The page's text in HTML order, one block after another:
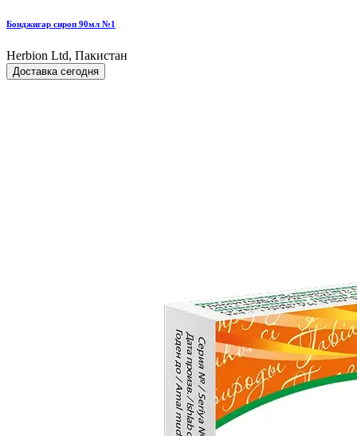
Бонджигар сироп 90мл №1
Herbion Ltd, Пакистан
Доставка сегодня